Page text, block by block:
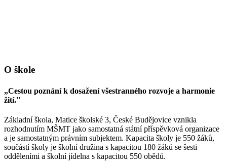
O škole
„Cestou poznání k dosažení všestranného rozvoje a harmonie
žití."
Základní škola, Matice školské 3, České Budějovice vznikla
rozhodnutím MŠMT jako samostatná státní příspěvková organizace
a je samostatným právním subjektem. Kapacita školy je 550 žáků,
součástí školy je školní družina s kapacitou 180 žáků se šesti
odděleními a školní jídelna s kapacitou 550 obědů.